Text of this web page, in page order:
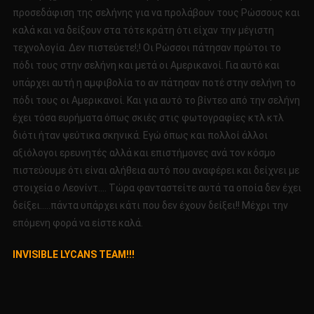
προσεδάφιση της σελήνης για να προλάβουν τους Ρώσσους και
καλά και να δείξουν στα τότε κράτη ότι είχαν την μέγιστη
τεχνολογία. Δεν πιστεύετε!;! Οι Ρώσσοι πάτησαν πρώτοι το
πόδι τους στην σελήνη και μετά οι Αμερικανοί. Για αυτό και
υπάρχει αυτή η αμφιβολία το αν πάτησαν ποτέ στην σελήνη το
πόδι τους οι Αμερικανοί. Και για αυτό το βίντεο από την σελήνη
έχει τόσα ευρήματα όπως σκιές στις φωτογραφίες κτλ κτλ
διότι ήταν ψεύτικα σκηνικά. Εγώ όπως και πολλοί άλλοι
αξιόλογοι ερευνητές αλλά και επιστήμονες ανά τον κόσμο
πιστεύουμε ότι είναι αλήθεια αυτό που αναφέρει και δείχνει με
στοιχεία ο Λεονίντ…. Τώρα φανταστείτε αυτά τα οποία δεν έχει
δείξει…..πάντα υπάρχει κάτι που δεν έχουν δείξει!! Μέχρι την
επόμενη φορά να είστε καλά.
INVISIBLE LYCANS TEAM!!!